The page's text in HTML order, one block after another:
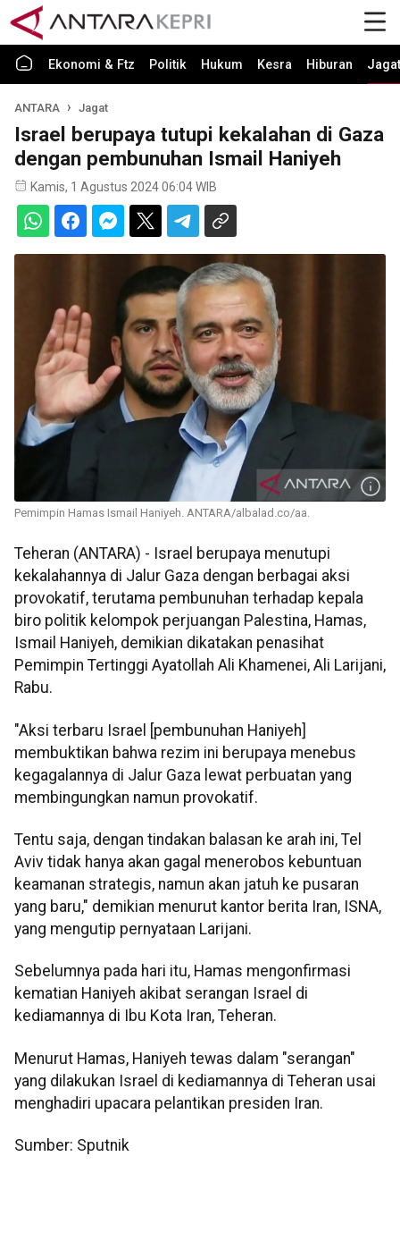
Ekonomi & Ftz Politik Hukum Kesra Hiburan Jagat
ANTARA Jagat
Israel berupaya tutupi kekalahan di Gaza
dengan pembunuhan Ismail Haniyeh
Kamis, 1 Agustus 2024 06:04 WIB
Pemimpin Hamas Ismail Haniyeh. ANTARA/albalad.co/aa.
Teheran (ANTARA) - Israel berupaya menutupi
kekalahannya di Jalur Gaza dengan berbagai aksi
provokatif, terutama pembunuhan terhadap kepala
biro politik kelompok perjuangan Palestina, Hamas,
Ismail Haniyeh, demikian dikatakan penasihat
Pemimpin Tertinggi Ayatollah Ali Khamenei, Ali Larijani,
Rabu.
"Aksi terbaru Israel [pembunuhan Haniyeh]
membuktikan bahwa rezim ini berupaya menebus
kegagalannya di Jalur Gaza lewat perbuatan yang
membingungkan namun provokatif.
Tentu saja, dengan tindakan balasan ke arah ini, Tel
Aviv tidak hanya akan gagal menerobos kebuntuan
keamanan strategis, namun akan jatuh ke pusaran
yang baru," demikian menurut kantor berita Iran, ISNA,
yang mengutip pernyataan Larijani.
Sebelumnya pada hari itu, Hamas mengonfirmasi
kematian Haniyeh akibat serangan Israel di
kediamannya di Ibu Kota Iran, Teheran.
Menurut Hamas, Haniyeh tewas dalam "serangan"
yang dilakukan Israel di kediamannya di Teheran usai
menghadiri upacara pelantikan presiden Iran.
Sumber: Sputnik